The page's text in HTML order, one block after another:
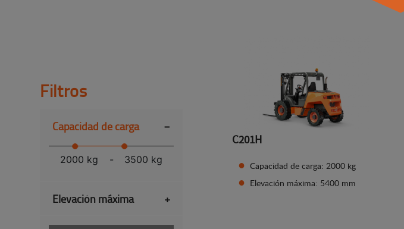
Filtros
Capacidad de carga -
2000 kg - 3500 kg
Elevación máxima +
C201H
Capacidad de carga: 2000 kg
Elevación máxima: 5400 mm